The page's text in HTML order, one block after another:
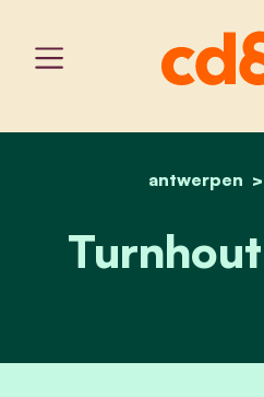
antwerpen